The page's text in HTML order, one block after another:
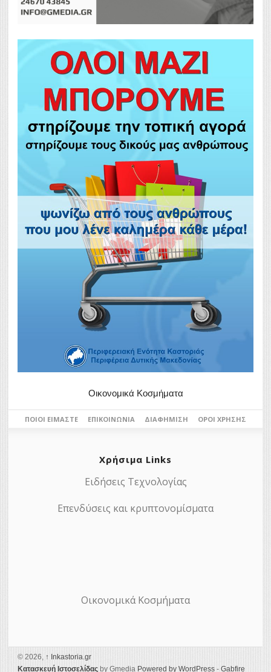
Οικονομικά Κοσμήματα
ΠΟΙΟΙ ΕΊΜΑΣΤΕ ΕΠΙΚΟΙΝΩΝΊΑ ΔΙΑΦΉΜΙΣΗ ΌΡΟΙ ΧΡΉΣΗΣ
Χρήσιμα Links
Ειδήσεις Τεχνολογίας
Επενδύσεις και κρυπτονομίσματα
Οικονομικά Κοσμήματα
© 2026, ↑ Ιnkastoria.gr
Κατασκευή Ιστοσελίδας by Gmedia Powered by WordPress - Gabfire